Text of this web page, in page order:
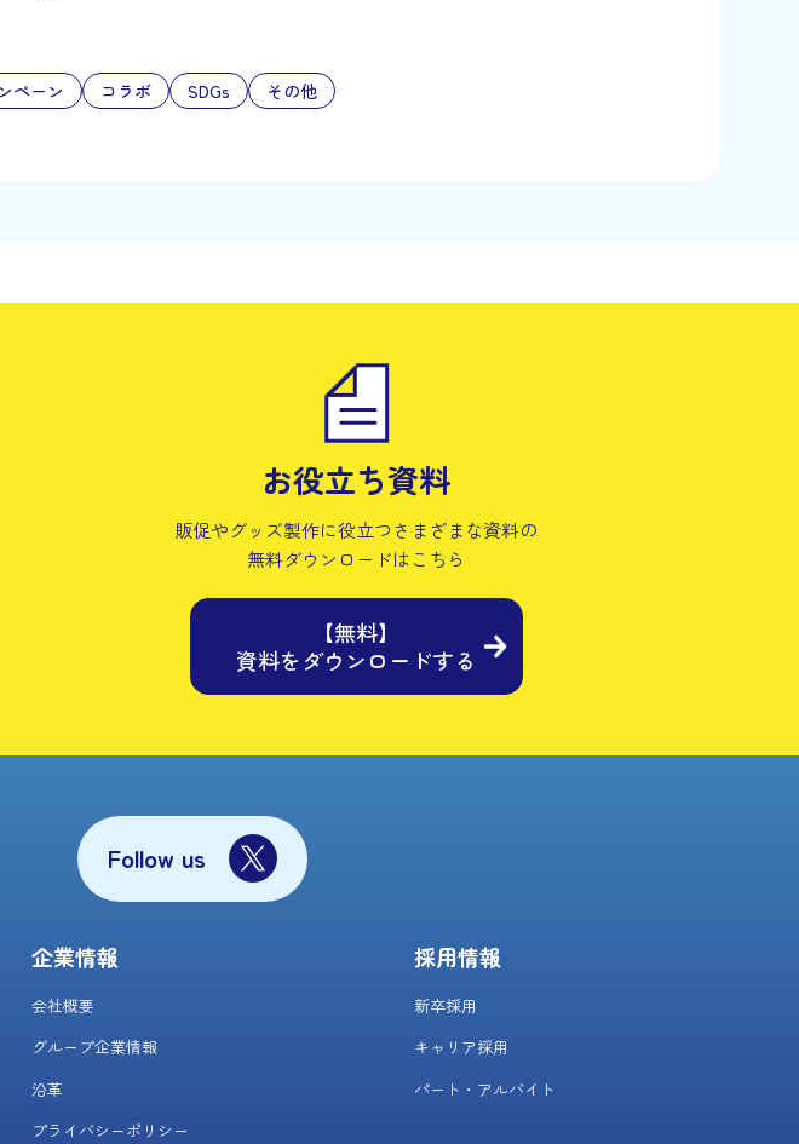
ペーン コラボ SDGs その他
お役立ち資料
販促やグッズ製作に役立つさまざまな資料の
無料ダウンロードはこちら
【無料】
資料をダウンロードする
Follow us
企業情報
会社概要
グループ企業情報
沿革
プライバシーポリシー
採用情報
新卒採用
キャリア採用
パート・アルバイト